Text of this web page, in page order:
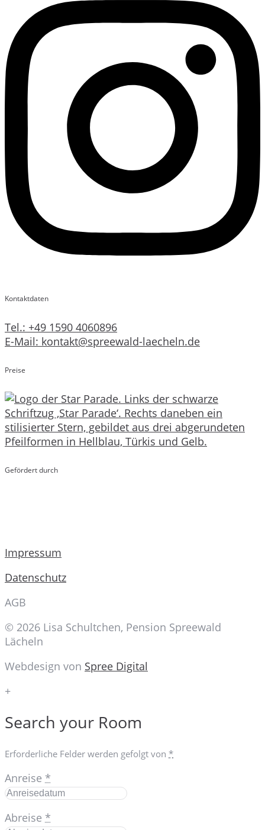
Kontaktdaten
Tel.: +49 1590 4060896
E-Mail: kontakt@spreewald-laecheln.de
Preise
Gefördert durch
Impressum
Datenschutz
AGB
© 2026 Lisa Schultchen, Pension Spreewald
Lächeln
Webdesign von Spree Digital
+
Search your Room
Erforderliche Felder werden gefolgt von *
Anreise *
Abreise *